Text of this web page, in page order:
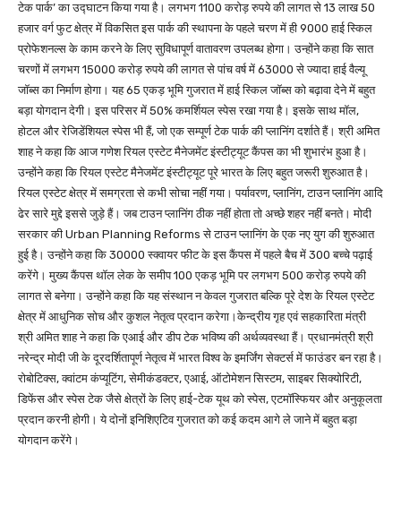
टेक पार्क’ का उद्घाटन किया गया है। लगभग 1100 करोड़ रुपये की लागत से 13 लाख 50
हजार वर्ग फुट क्षेत्र में विकसित इस पार्क की स्थापना के पहले चरण में ही 9000 हाई स्किल
प्रोफेशनल्स के काम करने के लिए सुविधापूर्ण वातावरण उपलब्ध होगा। उन्होंने कहा कि सात
चरणों में लगभग 15000 करोड़ रुपये की लागत से पांच वर्ष में 63000 से ज्यादा हाई वैल्यू
जॉब्स का निर्माण होगा। यह 65 एकड़ भूमि गुजरात में हाई स्किल जॉब्स को बढ़ावा देने में बहुत
बड़ा योगदान देगी। इस परिसर में 50% कमर्शियल स्पेस रखा गया है। इसके साथ मॉल,
होटल और रेजिडेंशियल स्पेस भी हैं, जो एक सम्पूर्ण टेक पार्क की प्लानिंग दर्शाते हैं। श्री अमित
शाह ने कहा कि आज गणेश रियल एस्टेट मैनेजमेंट इंस्टीट्यूट कैंपस का भी शुभारंभ हुआ है।
उन्होंने कहा कि रियल एस्टेट मैनेजमेंट इंस्टीट्यूट पूरे भारत के लिए बहुत जरूरी शुरुआत है।
रियल एस्टेट क्षेत्र में समग्रता से कभी सोचा नहीं गया। पर्यावरण, प्लानिंग, टाउन प्लानिंग आदि
ढेर सारे मुद्दे इससे जुड़े हैं। जब टाउन प्लानिंग ठीक नहीं होता तो अच्छे शहर नहीं बनते। मोदी
सरकार की Urban Planning Reforms से टाउन प्लानिंग के एक नए युग की शुरुआत
हुई है। उन्होंने कहा कि 30000 स्क्वायर फीट के इस कैंपस में पहले बैच में 300 बच्चे पढ़ाई
करेंगे। मुख्य कैंपस थॉल लेक के समीप 100 एकड़ भूमि पर लगभग 500 करोड़ रुपये की
लागत से बनेगा। उन्होंने कहा कि यह संस्थान न केवल गुजरात बल्कि पूरे देश के रियल एस्टेट
क्षेत्र में आधुनिक सोच और कुशल नेतृत्व प्रदान करेगा।केन्द्रीय गृह एवं सहकारिता मंत्री
श्री अमित शाह ने कहा कि एआई और डीप टेक भविष्य की अर्थव्यवस्था हैं। प्रधानमंत्री श्री
नरेन्द्र मोदी जी के दूरदर्शितापूर्ण नेतृत्व में भारत विश्व के इमर्जिंग सेक्टर्स में फाउंडर बन रहा है।
रोबोटिक्स, क्वांटम कंप्यूटिंग, सेमीकंडक्टर, एआई, ऑटोमेशन सिस्टम, साइबर सिक्योरिटी,
डिफेंस और स्पेस टेक जैसे क्षेत्रों के लिए हाई-टेक यूथ को स्पेस, एटमॉस्फियर और अनुकूलता
प्रदान करनी होगी। ये दोनों इनिशिएटिव गुजरात को कई कदम आगे ले जाने में बहुत बड़ा
योगदान करेंगे।